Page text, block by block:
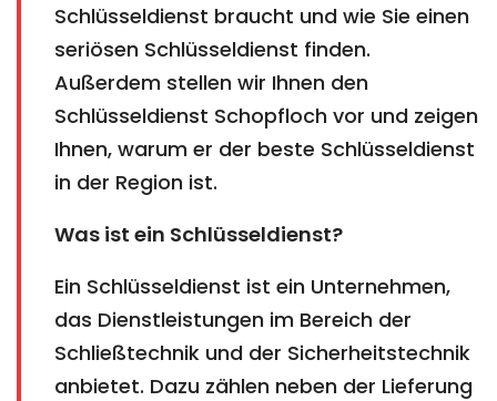
Schlüsseldienst braucht und wie Sie einen
seriösen Schlüsseldienst finden.
Außerdem stellen wir Ihnen den
Schlüsseldienst Schopfloch vor und zeigen
Ihnen, warum er der beste Schlüsseldienst
in der Region ist.
Was ist ein Schlüsseldienst?
Ein Schlüsseldienst ist ein Unternehmen,
das Dienstleistungen im Bereich der
Schließtechnik und der Sicherheitstechnik
anbietet. Dazu zählen neben der Lieferung